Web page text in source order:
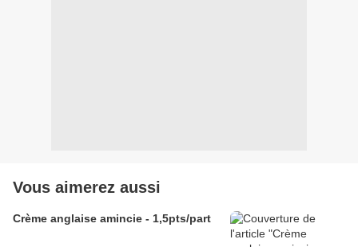
Vous aimerez aussi
Crème anglaise amincie - 1,5pts/part